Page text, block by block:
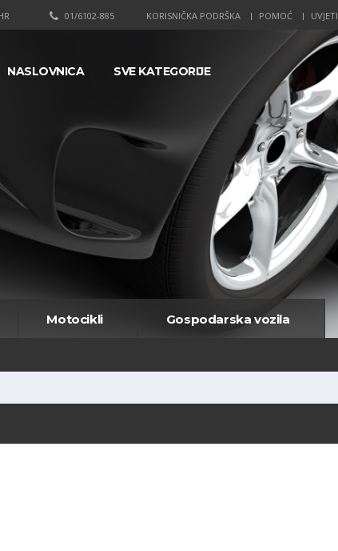
KORISNIČKA PODRŠKA POMOĆ
01/6102-885
NASLOVNICA SVE KATEGORIJE
Motocikli Gospodarska vozila